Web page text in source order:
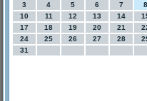
3
4 5 6 7 8
10
11 12 13 14
17
18 19 20 21
24
25 26 27 28
31